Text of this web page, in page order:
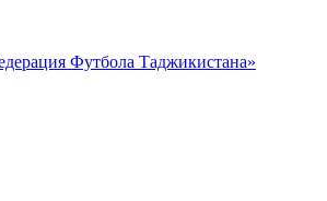
Футбола Таджикистана»